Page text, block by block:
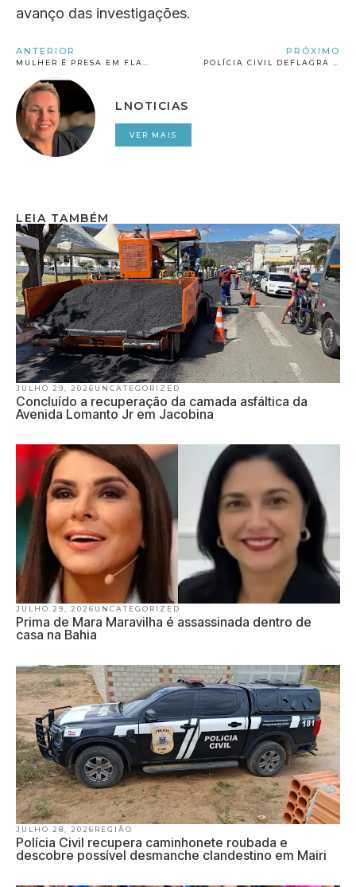
avanço das investigações.
ANTERIOR
MULHER É PRESA EM FLAGRANTE POR SUSPEITA DE APLICAR GOLPES DO FALSO PIX EM PIZZARIA DE JACOBINA
PRÓXIMO
POLÍCIA CIVIL DEFLAGRA OPERAÇÃO DE COMBATE À COMERCIALIZAÇÃO IRREGULAR DE CANETAS EMAGRECEDORAS
LNOTICIAS
VER MAIS
LEIA TAMBÉM
JULHO 29, 2026 UNCATEGORIZED
Concluído a recuperação da camada asfáltica da
Avenida Lomanto Jr em Jacobina
JULHO 29, 2026 UNCATEGORIZED
Prima de Mara Maravilha é assassinada dentro de
casa na Bahia
JULHO 28, 2026 REGIÃO
Polícia Civil recupera caminhonete roubada e
descobre possível desmanche clandestino em Mairi